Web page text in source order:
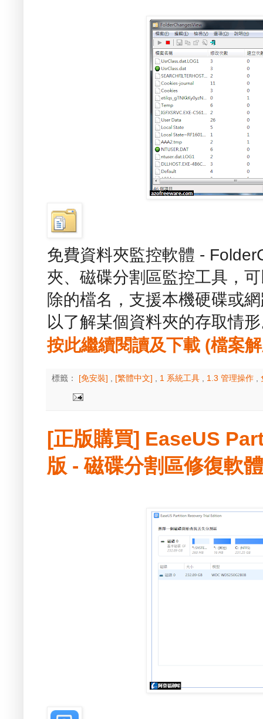
免費資料夾監控軟體 -
夾、磁碟分割區監控工具，
除的檔名，支援本機硬碟或
以了解某個資料夾的存取情
按此繼續閱讀及下載 (檔案
標籤： [免安裝] [繁體中文] 1 系統工具 1.3 管理操作
[正版購買] EaseUS
版 - 磁碟分割區修復軟體